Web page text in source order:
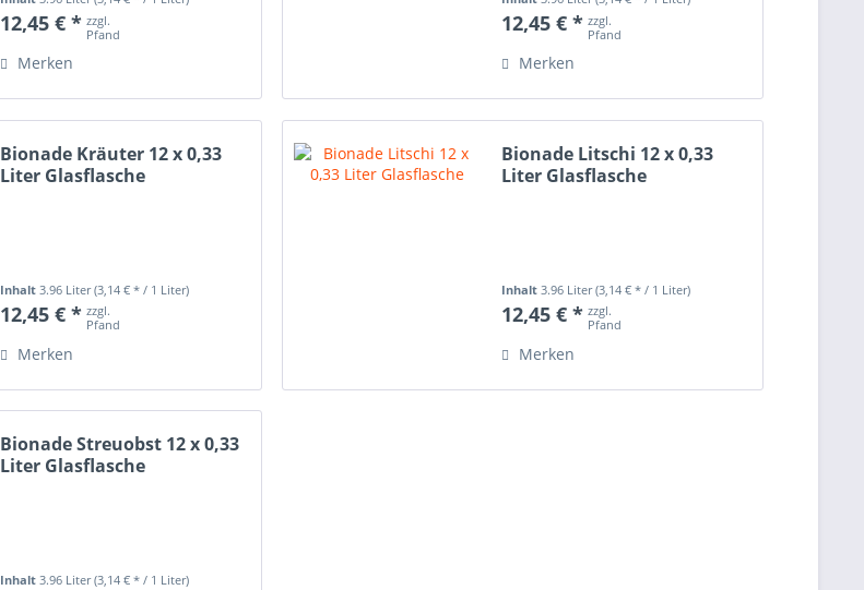
12,45 € * zzgl.
Pfand
Merken
12,45 € * zzgl.
Pfand
Merken
Bionade Kräuter 12 x 0,33
Liter Glasflasche
Inhalt 3.96 Liter(3,14 € * / 1 Liter)
12,45 € * zzgl.
Pfand
Merken
Bionade Litschi 12 x 0,33
Liter Glasflasche
Inhalt 3.96 Liter(3,14 € * / 1 Liter)
12,45 € * zzgl.
Pfand
Merken
Bionade Streuobst 12 x 0,33
Liter Glasflasche
Inhalt3.96 Liter(3,14 € * / 1 Liter)